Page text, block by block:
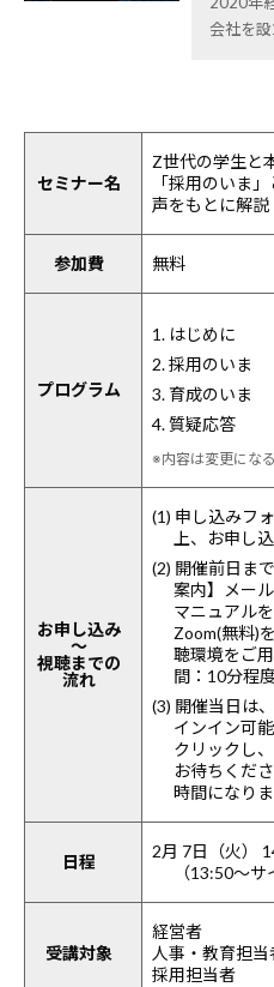
会社を設
セミナー名
Z世代の学生と
「採用のいま
声をもとに解説
参加費 無料
プログラム
1. はじめに
2. 採用のいま
3. 育成のいま
4. 質疑応答
※内容は変更にな
お申し込み
～
視聴までの
流れ
(1) 申し込みフ
上、お申し
(2) 開催前日ま
案内】メー
マニュアル
Zoom(無料)
聴環境をご
間：10分程度
(3) 開催当日は
インイン可
クリックし
お待ちくださ
時間になり
日程
2月 7日（火）
（13:50～サ
受講対象
経営者
人事・教育担当
採用担当者